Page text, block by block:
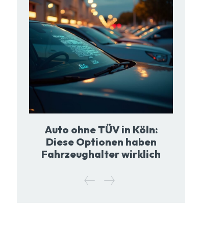
Auto ohne TÜV in Köln:
Diese Optionen haben
Fahrzeughalter wirklich